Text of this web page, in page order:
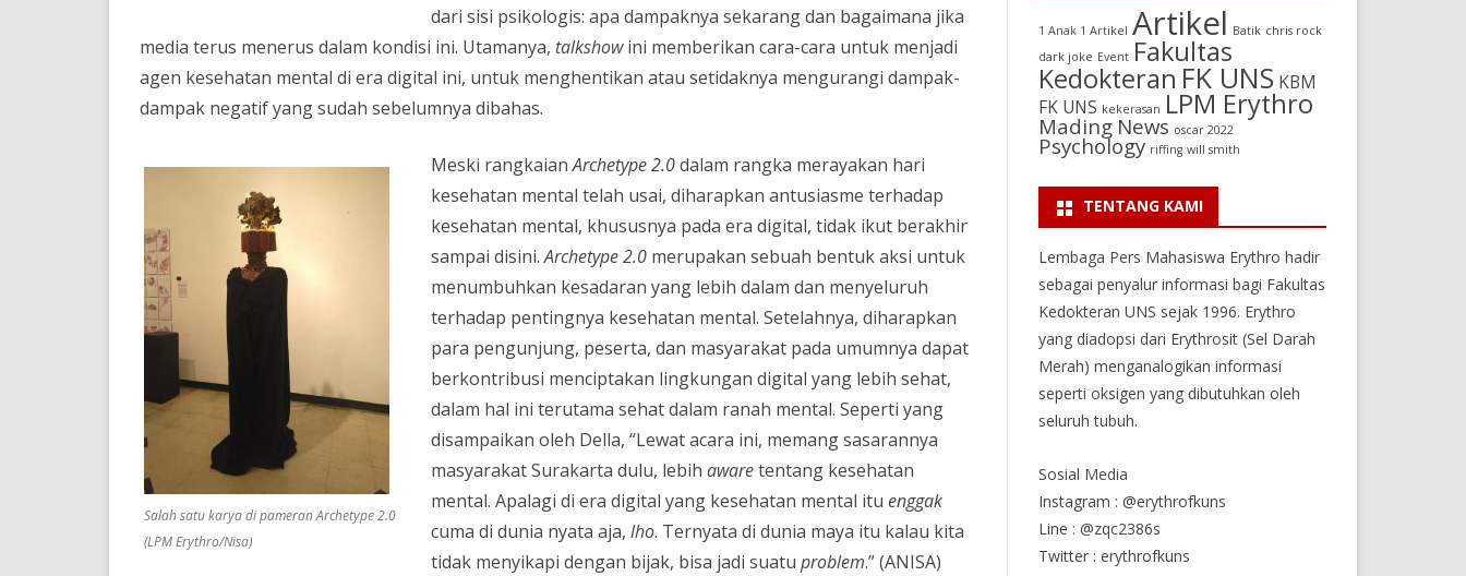
dari sisi psikologis: apa dampaknya sekarang dan bagaimana jika
media terus menerus dalam kondisi ini. Utamanya, talkshowini memberikan cara-cara untuk menjadi
agen kesehatan mental di era digital ini, untuk menghentikan atau setidaknya mengurangi dampak-
dampak negatif yang sudah sebelumnya dibahas.
Salah satu karya di pameran Archetype 2.0
(LPM Erythro/Nisa)
Meski rangkaianArchetype 2.0dalam rangka merayakan hari
kesehatan mental telah usai, diharapkan antusiasme terhadap
kesehatan mental, khususnya pada era digital, tidak ikut berakhir
sampai disini.Archetype 2.0 merupakan sebuah bentuk aksi untuk
menumbuhkan kesadaran yang lebih dalam dan menyeluruh
terhadap pentingnya kesehatan mental. Setelahnya, diharapkan
para pengunjung, peserta, dan masyarakat pada umumnya dapat
berkontribusi menciptakan lingkungan digital yang lebih sehat,
dalam hal ini terutama sehat dalam ranah mental. Seperti yang
disampaikan oleh Della, “Lewat acara ini, memang sasarannya
masyarakat Surakarta dulu, lebih awaretentang kesehatan
mental. Apalagi di era digital yang kesehatan mental itu enggak
cuma di dunia nyata aja, lho. Ternyata di dunia maya itu kalau kita
tidak menyikapi dengan bijak, bisa jadi suatu problem.” (ANISA)
1 Anak 1 Artikel Artikel Batik chris rock
dark joke Event Fakultas
Kedokteran FK UNS KBM
FK UNS kekerasan LPM Erythro
Mading News oscar 2022
Psychology riffing will smith
TENTANG KAMI
Lembaga Pers Mahasiswa Erythro hadir
sebagai penyalur informasi bagi Fakultas
Kedokteran UNS sejak 1996. Erythro
yang diadopsi dari Erythrosit (Sel Darah
Merah) menganalogikan informasi
seperti oksigen yang dibutuhkan oleh
seluruh tubuh.
Sosial Media
Instagram : @erythrofkuns
Line : @zqc2386s
Twitter : erythrofkuns